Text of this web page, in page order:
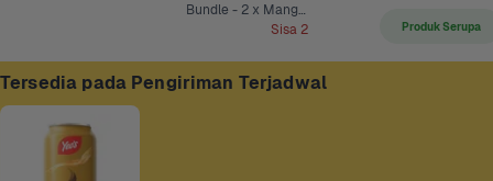
Jelly Mango 100 ml
Bundle - 2 x Mango 100 ml
Sisa 2
Produk Serupa
Tersedia pada Pengiriman Terjadwal